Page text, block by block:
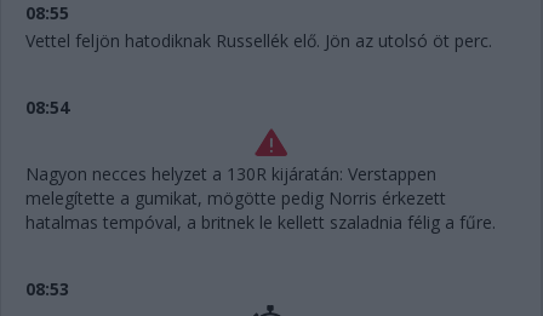
08:55
Vettel feljön hatodiknak Russellék elő. Jön az utolsó öt perc.
08:54
Nagyon necces helyzet a 130R kijáratán: Verstappen
melegítette a gumikat, mögötte pedig Norris érkezett
hatalmas tempóval, a britnek le kellett szaladnia félig a fűre.
08:53